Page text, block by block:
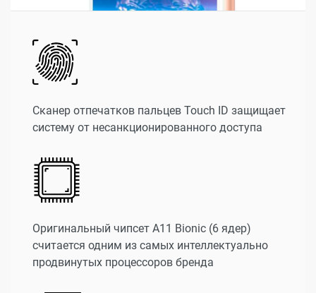
Сканер отпечатков пальцев Touch ID защищает
систему от несанкционированного доступа
Оригинальный чипсет A11 Bionic (6 ядер)
считается одним из самых интеллектуально
продвинутых процессоров бренда